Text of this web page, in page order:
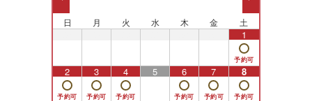
日 月 火 水 木 金 土
1
2 3 4 5 6 7 8